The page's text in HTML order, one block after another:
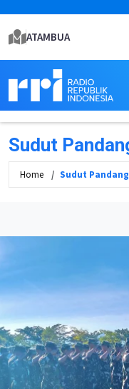
ATAMBUA
Sudut
Home Sudut Pandang